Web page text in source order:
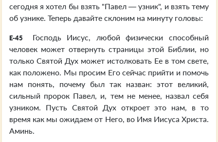
сегодня я хотел бы взять "Павел — узник", и взять тему
об узнике. Теперь давайте склоним на минуту головы:
E-45
Господь Иисус, любой физически способный
человек может отвернуть страницы этой Библии, но
только Святой Дух может истолковать Ее в том свете,
как положено. Мы просим Его сейчас прийти и помочь
нам понять, почему был так назван: этот великий,
сильный пророк Павел, и, тем не менее, назвал себя
узником. Пусть Святой Дух откроет это нам, в то
время как мы ожидаем от Него, во Имя Иисуса Христа.
Аминь.